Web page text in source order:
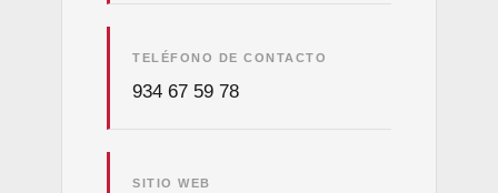
TELÉFONO DE CONTACTO
934 67 59 78
SITIO WEB